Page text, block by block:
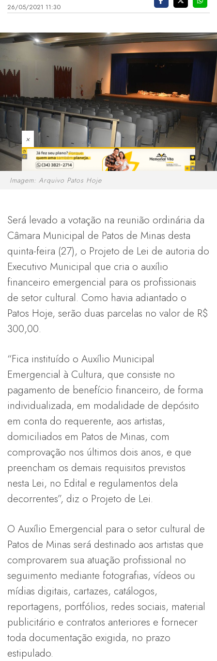
26/05/2021 11:30
×
Imagem: Arquivo Patos Hoje
Será levado a votação na reunião ordinária da
Câmara Municipal de Patos de Minas desta
quinta-feira (27), o Projeto de Lei de autoria do
Executivo Municipal que cria o auxílio
financeiro emergencial para os profissionais
de setor cultural. Como havia adiantado o
Patos Hoje, serão duas parcelas no valor de R$
300,00.
“Fica instituído o Auxílio Municipal
Emergencial à Cultura, que consiste no
pagamento de benefício financeiro, de forma
individualizada, em modalidade de depósito
em conta do requerente, aos artistas,
domiciliados em Patos de Minas, com
comprovação nos últimos dois anos, e que
preencham os demais requisitos previstos
nesta Lei, no Edital e regulamentos dela
decorrentes”, diz o Projeto de Lei.
O Auxílio Emergencial para o setor cultural de
Patos de Minas será destinado aos artistas que
comprovarem sua atuação profissional no
seguimento mediante fotografias, vídeos ou
mídias digitais, cartazes, catálogos,
reportagens, portfólios, redes sociais, material
publicitário e contratos anteriores e fornecer
toda documentação exigida, no prazo
estipulado.